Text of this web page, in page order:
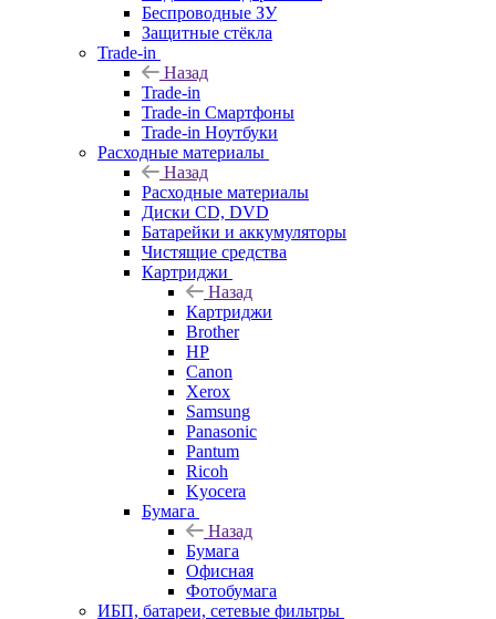
Беспроводные ЗУ
Защитные стёкла
Trade-in
Назад
Trade-in
Trade-in Смартфоны
Trade-in Ноутбуки
Расходные материалы
Назад
Расходные материалы
Диски CD, DVD
Батарейки и аккумуляторы
Чистящие средства
Картриджи
Назад
Картриджи
Brother
HP
Canon
Xerox
Samsung
Panasonic
Pantum
Ricoh
Kyocera
Бумага
Назад
Бумага
Офисная
Фотобумага
ИБП, батареи, сетевые фильтры